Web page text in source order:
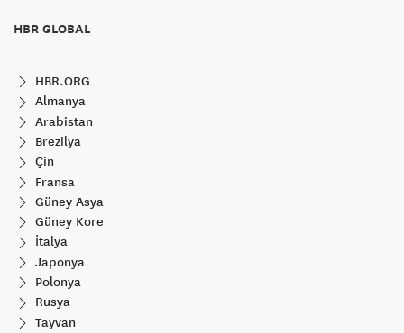
HBR GLOBAL
HBR.ORG
Almanya
Arabistan
Brezilya
Çin
Fransa
Güney Asya
Güney Kore
İtalya
Japonya
Polonya
Rusya
Tayvan